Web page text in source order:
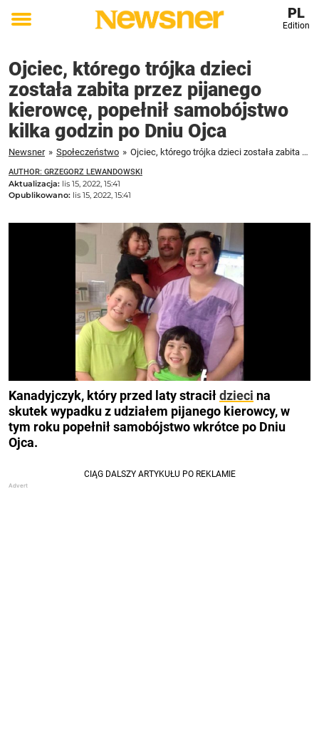
Toggle
PL
Edition
Ojciec, którego trójka dzieci
została zabita przez pijanego
kierowcę, popełnił samobójstwo
kilka godzin po Dniu Ojca
Newsner » Społeczeństwo » Ojciec, którego trójka dzieci została zabita przez pijanego kierowcę, popełnił samobójstwo kilka godzin po Dniu Ojca
AUTHOR: GRZEGORZ LEWANDOWSKI
Aktualizacja: lis 15, 2022, 15:41
Opublikowano: lis 15, 2022, 15:41
Kanadyjczyk, który przed laty straciłdzieci na
skutek wypadku z udziałem pijanego kierowcy, w
tym roku popełnił samobójstwo wkrótce po Dniu
Ojca.